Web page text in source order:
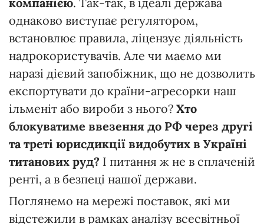
однаково виступає регулятором,
встановлює правила, ліцензує діяльність
надрокористувачів. Але чи маємо ми
наразі дієвий запобіжник, що не дозволить
експортувати до країни-агресорки наш
ільменіт або вироби з нього? Хто
блокуватиме ввезення до РФ через другі
та треті юрисдикції видобутих в Україні
титанових руд? І питання ж не в сплаченій
ренті, а в безпеці нашої держави.
Поглянемо на мережі поставок, які ми
відстежили в рамках аналізу всесвітньої